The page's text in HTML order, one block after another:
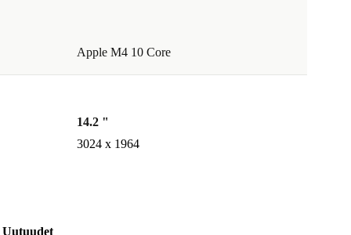
Apple M4 10 Core
14.2 "
3024 x 1964
Uutuudet